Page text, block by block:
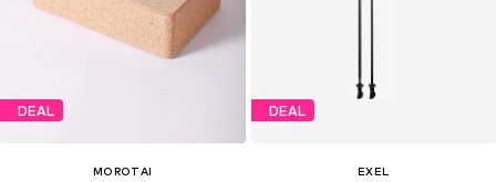
DEAL
MOROTAI
DEAL
EXEL